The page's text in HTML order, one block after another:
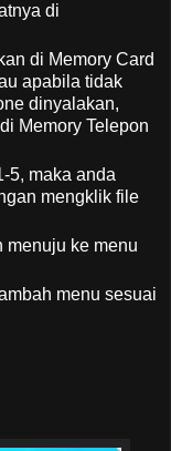
di
di Memory Card
apabila tidak
dinyalakan,
Memory Telepon
5, maka anda
mengklik file
menuju ke menu
menu sesuai